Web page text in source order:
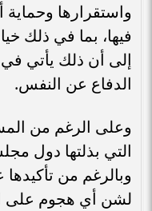
واستقرارها وحماية
فيها، بما في ذلك
إلى أن ذلك يأتي
الدفاع عن النفس.
وعلى الرغم من
التي بذلتها دول
وبالرغم من
لشن أي هجوم على